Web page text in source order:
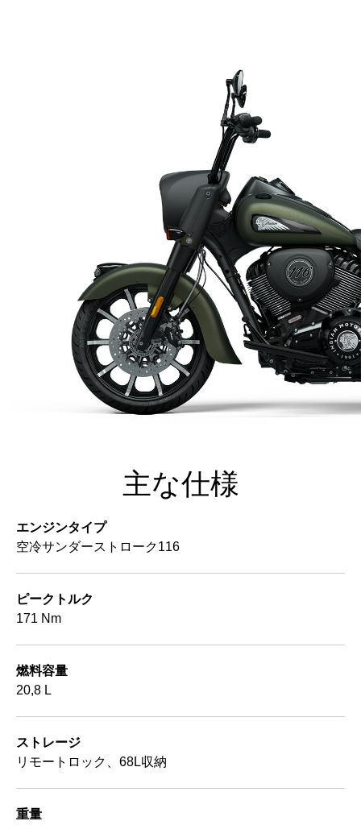
主な仕様
エンジンタイプ
空冷サンダーストローク116
ピークトルク
171 Nm
燃料容量
20,8 L
ストレージ
リモートロック、68L収納
重量